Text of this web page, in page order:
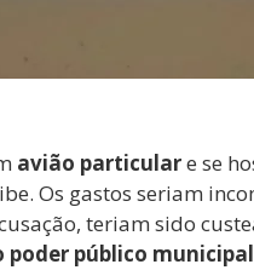
avião particulare se
Os gastos seriam
teriam sido
poder público municipal